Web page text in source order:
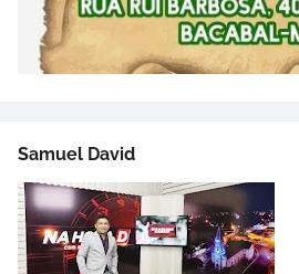
Samuel David